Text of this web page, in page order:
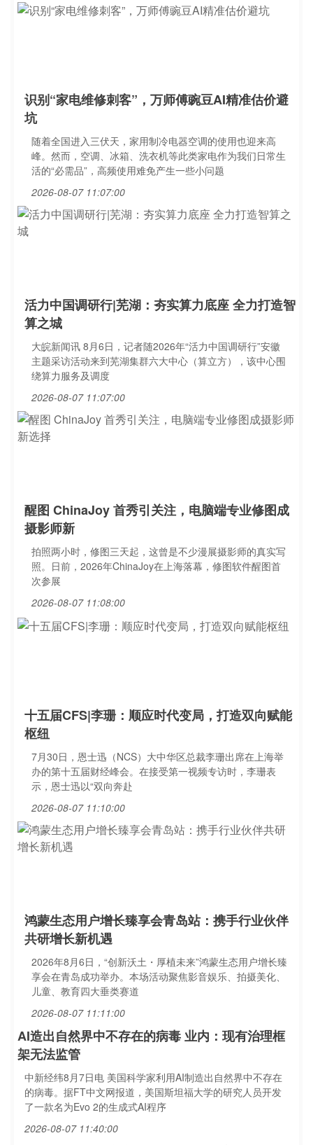
识别“家电维修刺客”，万师傅豌豆AI精准估价避
坑
随着全国进入三伏天，家用制冷电器空调的使用也迎来高
峰。然而，空调、冰箱、洗衣机等此类家电作为我们日常生
活的“必需品”，高频使用难免产生一些小问题
2026-08-07 11:07:00
活力中国调研行|芜湖：夯实算力底座 全力打造智
算之城
大皖新闻讯 8月6日，记者随2026年“活力中国调研行”安徽
主题采访活动来到芜湖集群六大中心（算立方），该中心围
绕算力服务及调度
2026-08-07 11:07:00
醒图 ChinaJoy 首秀引关注，电脑端专业修图成
摄影师新
拍照两小时，修图三天起，这曾是不少漫展摄影师的真实写
照。日前，2026年ChinaJoy在上海落幕，修图软件醒图首
次参展
2026-08-07 11:08:00
十五届CFS|李珊：顺应时代变局，打造双向赋能
枢纽
7月30日，恩士迅（NCS）大中华区总裁李珊出席在上海举
办的第十五届财经峰会。在接受第一视频专访时，李珊表
示，恩士迅以“双向奔赴
2026-08-07 11:10:00
鸿蒙生态用户增长臻享会青岛站：携手行业伙伴
共研增长新机遇
2026年8月6日，“创新沃土・厚植未来”鸿蒙生态用户增长臻
享会在青岛成功举办。本场活动聚焦影音娱乐、拍摄美化、
儿童、教育四大垂类赛道
2026-08-07 11:11:00
AI造出自然界中不存在的病毒 业内：现有治理框
架无法监管
中新经纬8月7日电 美国科学家利用AI制造出自然界中不存在
的病毒。据FT中文网报道，美国斯坦福大学的研究人员开发
了一款名为Evo 2的生成式AI程序
2026-08-07 11:40:00